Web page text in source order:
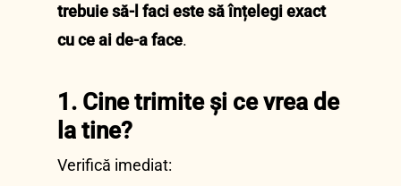
trebuie să-l faci este să înțelegi exact
cu ce ai de-a face.
1. Cine trimite și ce vrea de
la tine?
Verifică imediat: